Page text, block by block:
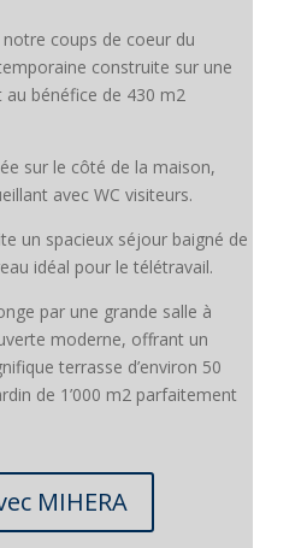
coups de coeur du
construite sur une
au bénéfice de 430 m2
sur le côté de la maison,
avec WC visiteurs.
un spacieux séjour baigné de
idéal pour le télétravail.
par une grande salle à
moderne, offrant un
terrasse d’environ 50
de 1’000 m2 parfaitement
MIHERA